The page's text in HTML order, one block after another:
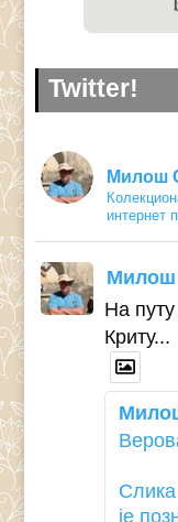
Twitter!
Милош
интернет
Милош
На
Криту...
Слика
је